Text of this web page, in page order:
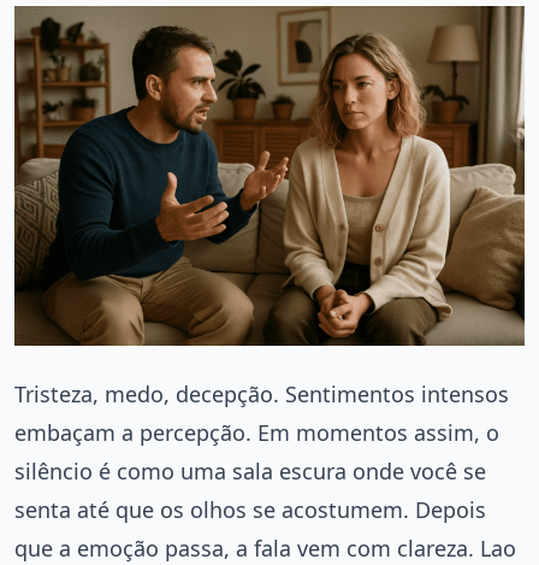
Tristeza, medo, decepção. Sentimentos intensos
embaçam a percepção. Em momentos assim, o
silêncio é como uma sala escura onde você se
senta até que os olhos se acostumem. Depois
que a emoção passa, a fala vem com clareza. Lao